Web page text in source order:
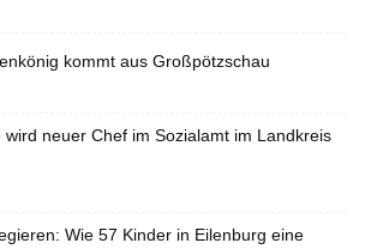
kommt aus Großpötzschau
wird neuer Chef im Sozialamt im Landkreis
Wie 57 Kinder in Eilenburg eine